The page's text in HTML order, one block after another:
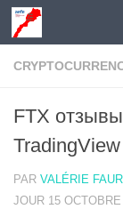
Skip to content
FTX
TradingView
PAR VALÉRIE
JOUR 15